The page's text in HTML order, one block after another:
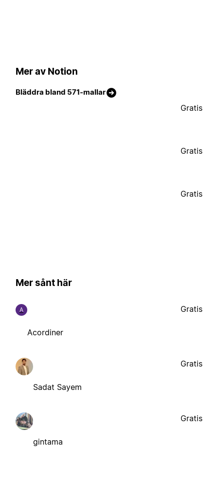
Mer av Notion
Bläddra bland 571-mallar
Gratis
Gratis
Gratis
Mer sånt här
A
Acordiner
Gratis
Sadat Sayem
Gratis
gintama
Gratis